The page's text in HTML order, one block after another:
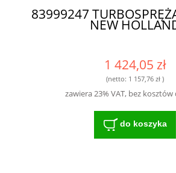
83999247
NEW
1 424,05 zł
(netto: 1 157,76 zł )
zawiera 23% VAT, bez
do koszyka